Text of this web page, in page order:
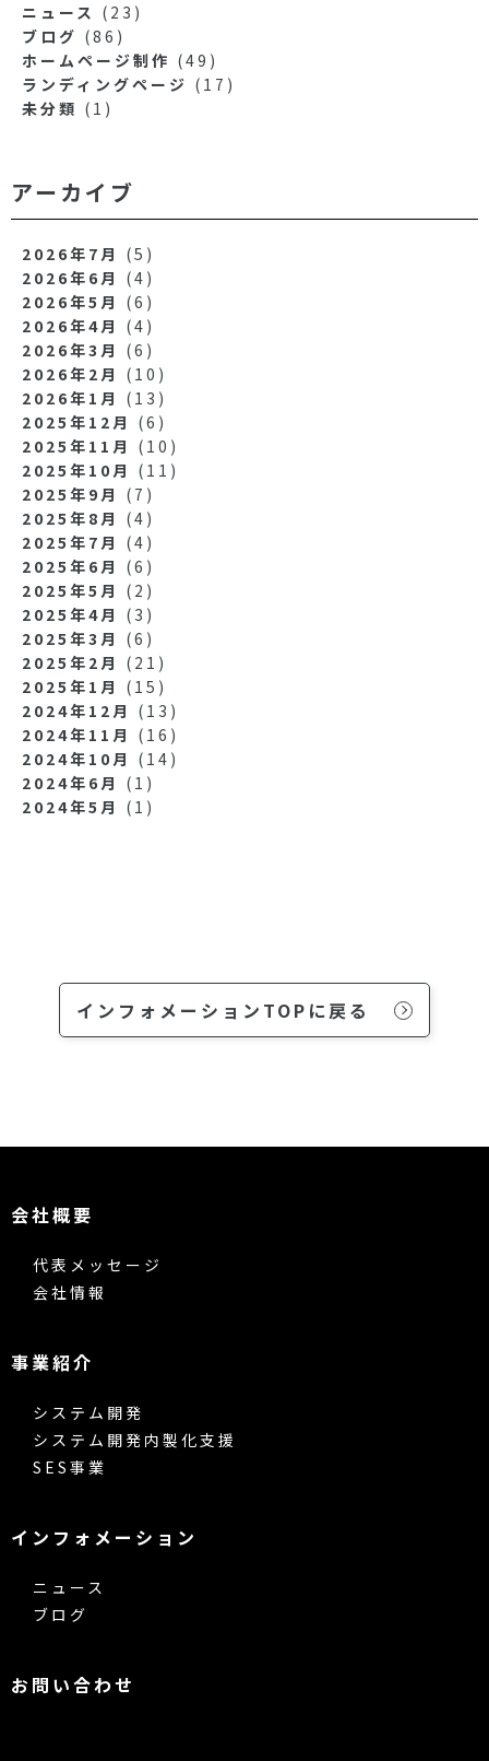
ニュース (23)
ブログ (86)
ホームページ制作 (49)
ランディングページ (17)
未分類 (1)
アーカイブ
2026年7月 (5)
2026年6月 (4)
2026年5月 (6)
2026年4月 (4)
2026年3月 (6)
2026年2月 (10)
2026年1月 (13)
2025年12月 (6)
2025年11月 (10)
2025年10月 (11)
2025年9月 (7)
2025年8月 (4)
2025年7月 (4)
2025年6月 (6)
2025年5月 (2)
2025年4月 (3)
2025年3月 (6)
2025年2月 (21)
2025年1月 (15)
2024年12月 (13)
2024年11月 (16)
2024年10月 (14)
2024年6月 (1)
2024年5月 (1)
インフォメーションTOPに戻る
会社概要
代表メッセージ
会社情報
事業紹介
システム開発
システム開発内製化支援
SES事業
インフォメーション
ニュース
ブログ
お問い合わせ